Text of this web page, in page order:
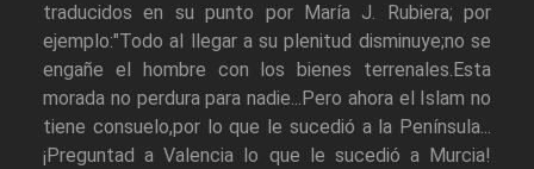
traducidos en su punto por María J. Rubiera; por
ejemplo:"Todo al llegar a su plenitud disminuye;no se
engañe el hombre con los bienes terrenales.Esta
morada no perdura para nadie...Pero ahora el Islam no
tiene consuelo,por lo que le sucedió a la Península...
¡Preguntad a Valencia lo que le sucedió a Murcia!